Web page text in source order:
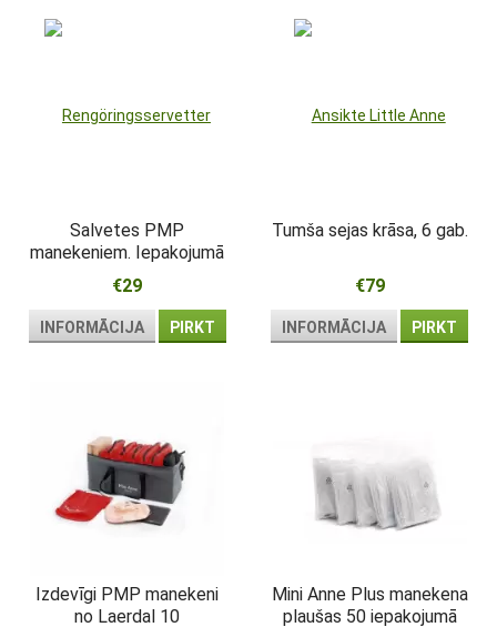
Salvetes PMP
manekeniem. Iepakojumā
ir 200
€29
INFORMĀCIJA PIRKT
Tumša sejas krāsa, 6 gab.
€79
INFORMĀCIJA PIRKT
Izdevīgi PMP manekeni
no Laerdal 10
Mini Anne Plus manekena
plaušas 50 iepakojumā